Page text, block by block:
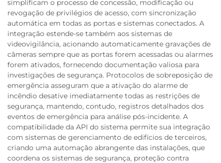
simplificam o processo de concessão, modificação ou
revogação de privilégios de acesso, com sincronização
automática em todas as portas e sistemas conectados. A
integração estende-se também aos sistemas de
videovigilância, acionando automaticamente gravações de
câmeras sempre que as portas forem acessadas ou alarmes
forem ativados, fornecendo documentação valiosa para
investigações de segurança. Protocolos de sobreposição de
emergência asseguram que a ativação do alarme de
incêndio desative imediatamente todas as restrições de
segurança, mantendo, contudo, registros detalhados dos
eventos de emergência para análise pós-incidente. A
compatibilidade da API do sistema permite sua integração
com sistemas de gerenciamento de edifícios de terceiros,
criando uma automação abrangente das instalações, que
coordena os sistemas de segurança, proteção contra